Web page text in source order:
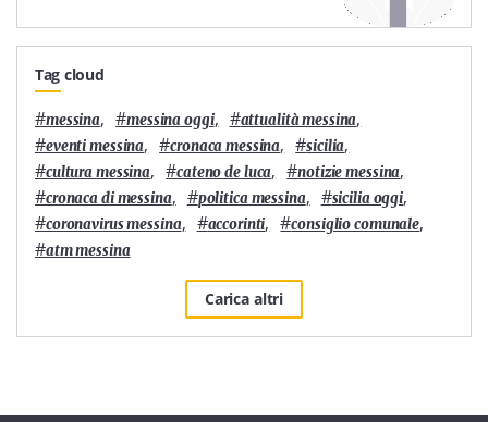
Tag cloud
#messina, #messina oggi, #attualità messina,
#eventi messina, #cronaca messina, #sicilia,
#cultura messina, #cateno de luca, #notizie messina,
#cronaca di messina, #politica messina, #sicilia oggi,
#coronavirus messina, #accorinti, #consiglio comunale,
#atm messina
Carica altri